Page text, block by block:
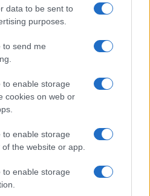
data to be sent to
purposes.
to send me
to enable storage
cookies on web or
to enable storage
the website or app.
to enable storage
di calcio 2006, mentre
come da regolamenti
Schlauchboot
sua caratteristica